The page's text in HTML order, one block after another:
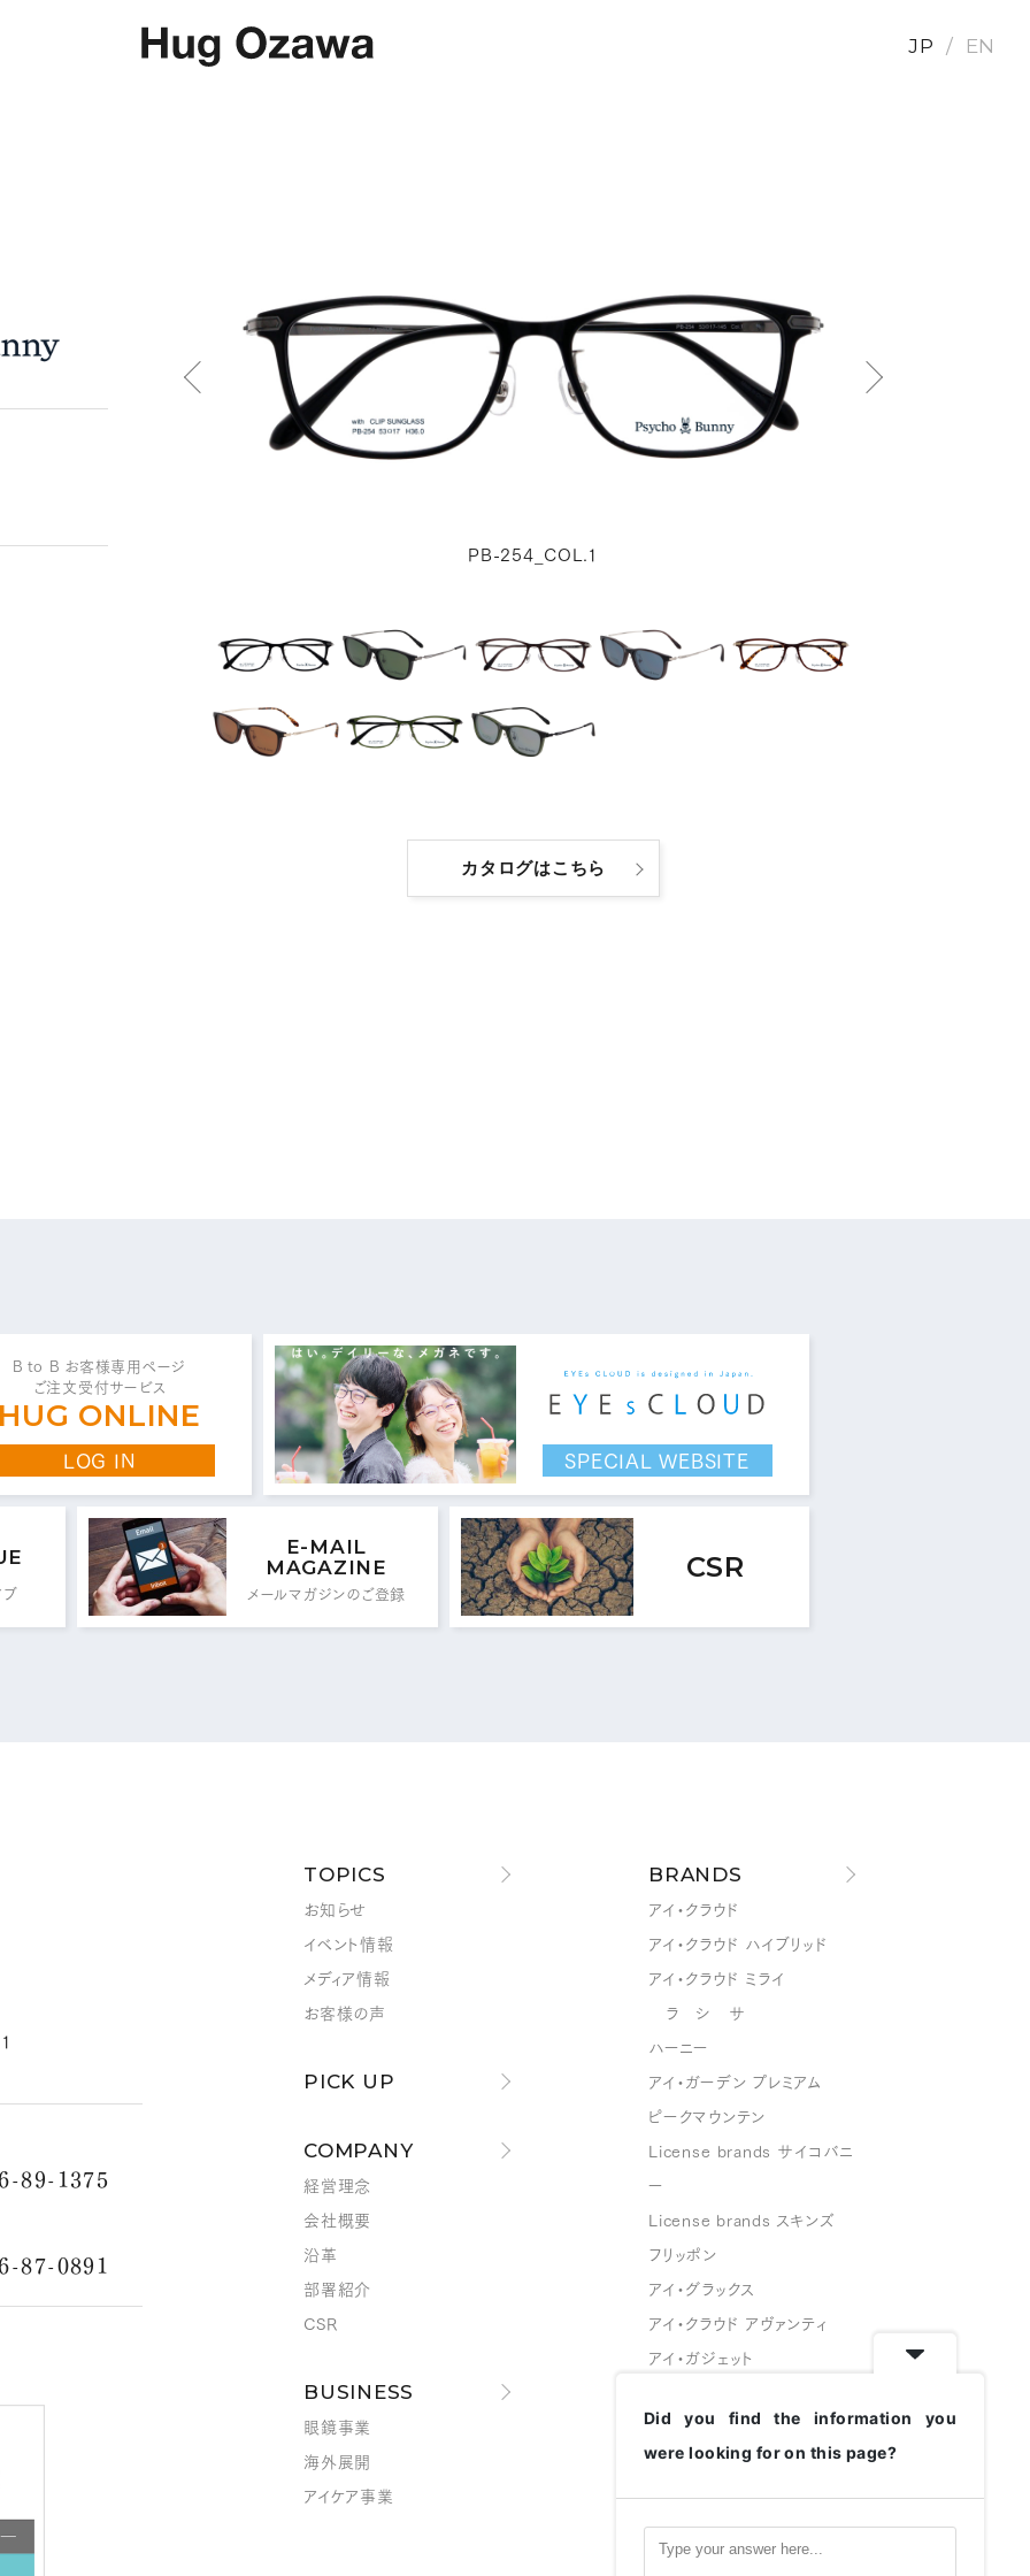
JP EN
PB-254_COL.1
カタログはこちら
TEL：0776-89-1370 FAX：0776-89-1375
商品センター直通
TEL：0776-87-0890 FAX：0776-87-0891
MAIL FORM
B to B お客様専用ページ
ご注文受付サービス
ONLINE
LOG IN SPECIAL WEBSITE
E-MAIL
MAGAZINE
メールマガジンのご登録
CSR
89-1375
87-0891
TOPICS
お知らせ
イベント情報
メディア情報
お客様の声
PICK UP
COMPANY
経営理念
会社概要
沿革
部署紹介
CSR
BUSINESS
眼鏡事業
海外展開
アイケア事業
BRANDS
アイ・クラウド
アイ・クラウド ハイブリッド
アイ・クラウド ミライ
ラ シ サ
ハーニー
アイ・ガーデン プレミアム
ピークマウンテン
License brands サイコバニ
ー
License brands スキンズ
フリッポン
アイ・グラックス
アイ・クラウド アヴァンティ
アイ・ガジェット
グリーングラス
変なメガネ
ハコベル
CATALOGUE
Did you find the information you
were looking for on this page?